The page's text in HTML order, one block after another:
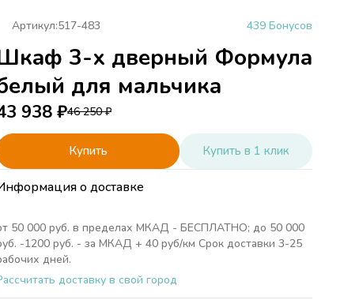
Артикул:517-483 439 Бонусов
3-х дверный Формула
для мальчика
938₽46 250₽
Купить Купить в 1 клик
о доставке
50 000 руб. в пределах МКАД - БЕСПЛАТНО; до 50 000
-1200 руб. - за МКАД + 40 руб/км Срок доставки 3-25
дней.
доставку в свой город